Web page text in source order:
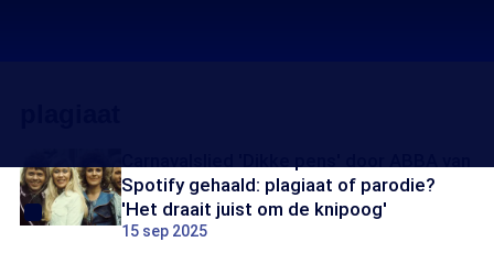
Spotify gehaald: plagiaat of parodie?
'Het draait juist om de knipoog'
15 sep 2025